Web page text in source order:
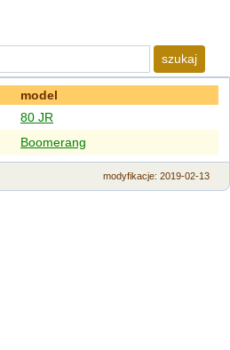
szukaj
model
80 JR
Boomerang
modyfikacje: 2019-02-13